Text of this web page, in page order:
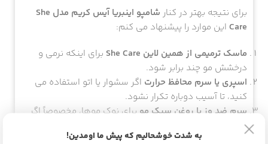
برای نتیجه بهتر در کنار
شامپو اینبریا آیس کریم مدل She
Care این موارد را پیشنهاد می کنم:
ماسک ترمیمی از همین لاین She Care
برای اینکه نرمی و
درخشش مو چند برابر شود.
اسپری یا سرم محافظ حرارت اگر سشوار یا اتو استفاده می
کنید، تا آسیب دوباره تکرار نشود.
سرم ضد وز یا روغن سبک مو برای نوک موها، مخصوصاً اگر
موخوره یا خشکی دارید.
به شدت خوشحالیم که پیش ما اومدین!